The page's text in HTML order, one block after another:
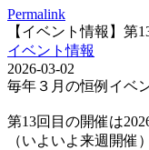
Permalink
【イベント情報】第
イベント情報
2026-03-02
毎年３月の恒例イベ
第13回目の開催は
（いよいよ来週開催）